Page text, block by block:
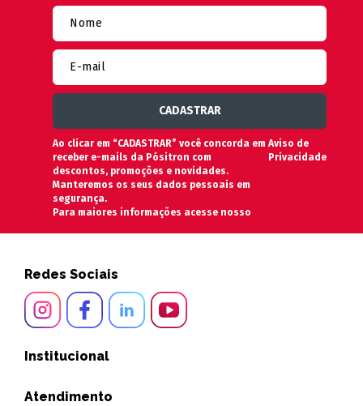
Ao clicar em “CADASTRAR” você concorda em
receber e-mails da Pósitron com
descontos, promoções e novidades.
Manteremos os seus dados pessoais em
segurança.
Para maiores informações acesse nosso
Aviso de
Privacidade
Redes Sociais
Institucional
Atendimento